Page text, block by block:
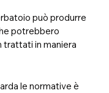
può produrre
potrebbero
trattati in maniera
le normative è